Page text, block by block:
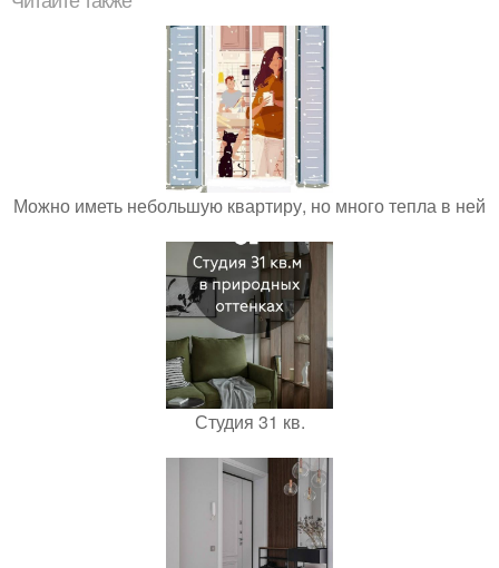
Можно иметь небольшую квартиру, но много тепла в ней
Студия 31 кв.